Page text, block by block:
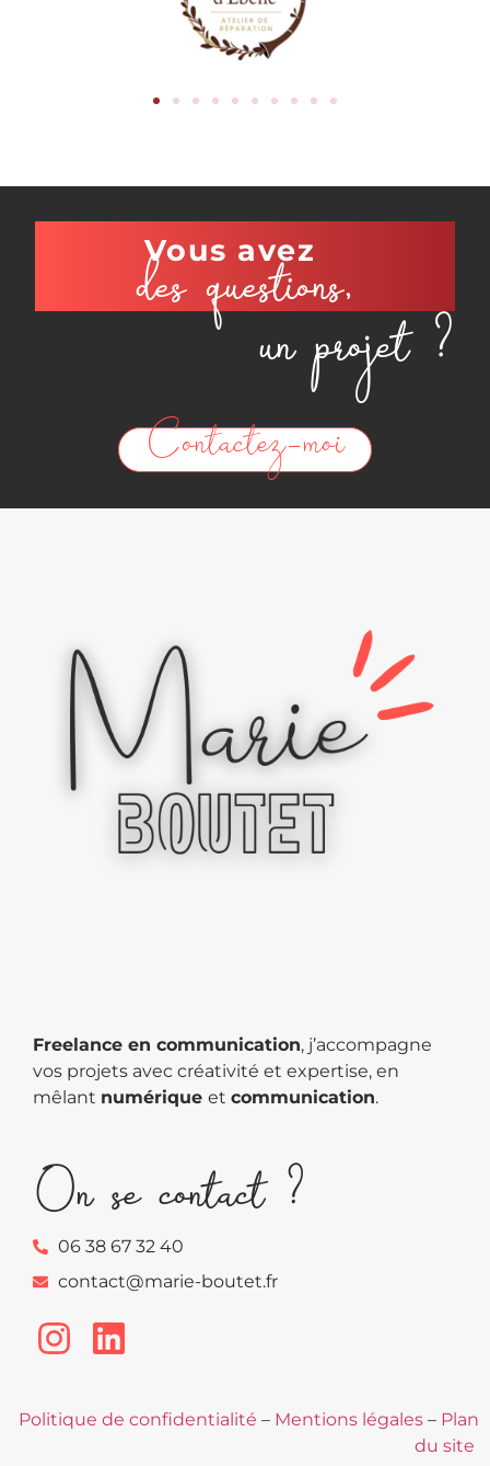
Vous avez
des questions,
un projet ?
Contactez-moi
Freelance en communication, j’accompagne
vos projets avec créativité et expertise, en
mêlant numérique et communication.
On se contact ?
06 38 67 32 40
contact@marie-boutet.fr
Politique de confidentialité – Mentions légales – Plan
du site